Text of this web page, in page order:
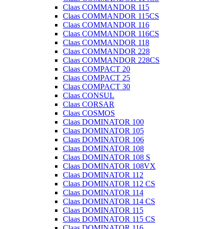
Claas COMMANDOR 115
Claas COMMANDOR 115CS
Claas COMMANDOR 116
Claas COMMANDOR 116CS
Claas COMMANDOR 118
Claas COMMANDOR 228
Claas COMMANDOR 228CS
Claas COMPACT 20
Claas COMPACT 25
Claas COMPACT 30
Claas CONSUL
Claas CORSAR
Claas COSMOS
Claas DOMINATOR 100
Claas DOMINATOR 105
Claas DOMINATOR 106
Claas DOMINATOR 108
Claas DOMINATOR 108 S
Claas DOMINATOR 108VX
Claas DOMINATOR 112
Claas DOMINATOR 112 CS
Claas DOMINATOR 114
Claas DOMINATOR 114 CS
Claas DOMINATOR 115
Claas DOMINATOR 115 CS